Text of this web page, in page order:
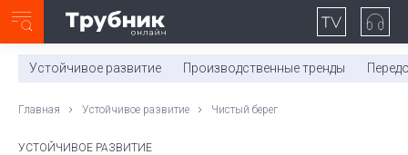
0:00/ 11:03
Устойчивое развитие Производственные тренды
Главная Устойчивое развитие Чистый берег
УСТОЙЧИВОЕ РАЗВИТИЕ